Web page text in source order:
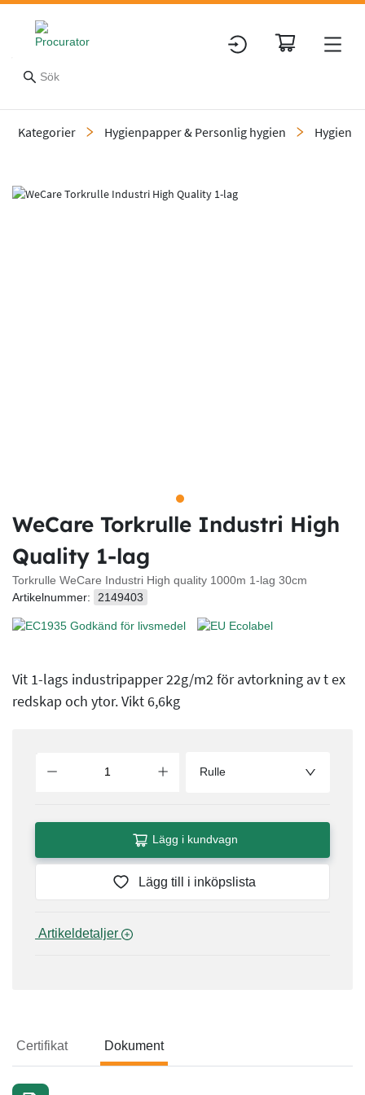
Kategorier Hygienpapper & Personlig hygien
Slide 1 of 1
WeCare Torkrulle Industri High
Quality 1-lag
Torkrulle WeCare Industri High quality 1000m 1-lag 30cm
Artikelnummer:
2149403
Vit 1-lags industripapper 22g/m2 för avtorkning av t ex
redskap och ytor. Vikt 6,6kg
Rulle
Lägg i kundvagn
Lägg till i inköpslista
Certifikat Dokument